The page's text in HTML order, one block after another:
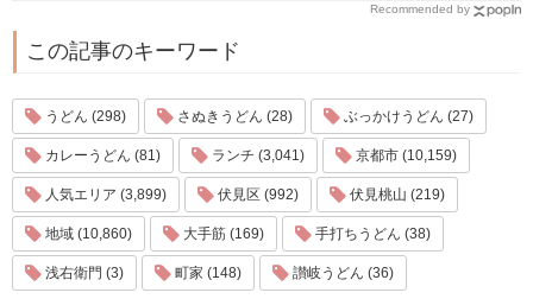
Recommended by
この記事のキーワード
うどん (298) さぬきうどん (28) ぶっかけうどん (27)
カレーうどん (81) ランチ (3,041) 京都市 (10,159)
人気エリア (3,899) 伏見区 (992) 伏見桃山 (219)
地域 (10,860) 大手筋 (169) 手打ちうどん (38)
浅右衛門 (3) 町家 (148) 讃岐うどん (36)